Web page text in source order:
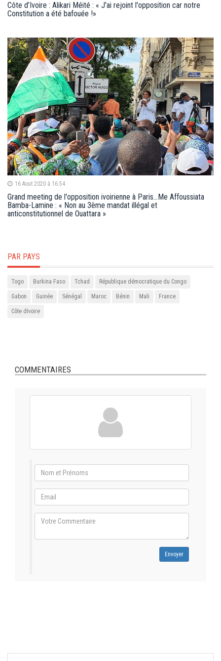
Côte d’Ivoire : Alikari Méité : « J'ai rejoint l'opposition car notre
Constitution a été bafouée !»
16 Aout 2020 à 16:54
Grand meeting de l'opposition ivoirienne à Paris...Me Affoussiata
Bamba-Lamine : « Non au 3ème mandat illégal et
anticonstitutionnel de Ouattara »
PAR PAYS
Togo Burkina Faso Tchad République démocratique du Congo
Gabon Guinée Sénégal Maroc Bénin Mali France
Côte dIvoire
COMMENTAIRES